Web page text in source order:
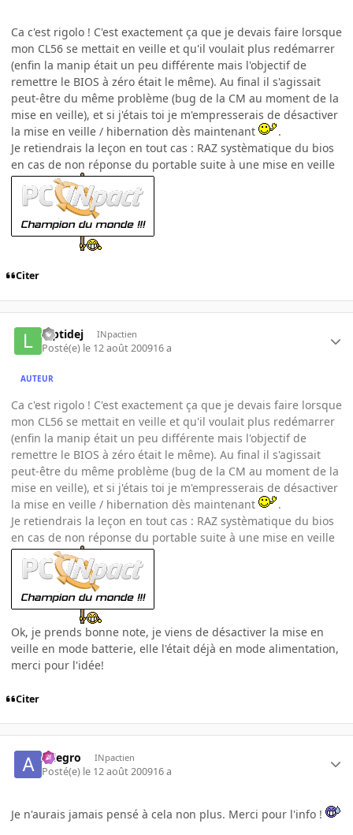
Ca c'est rigolo ! C'est exactement ça que je devais faire lorsque
mon CL56 se mettait en veille et qu'il voulait plus redémarrer
(enfin la manip était un peu différente mais l'objectif de
remettre le BIOS à zéro était le même). Au final il s'agissait
peut-être du même problème (bug de la CM au moment de la
mise en veille), et si j'étais toi je m'empresserais de désactiver
la mise en veille / hibernation dès maintenant
.
Je retiendrais la leçon en tout cas : RAZ systèmatique du bios
en cas de non réponse du portable suite à une mise en veille
Citer
luptidej INpactien
Posté(e) le 12 août 200916 a
AUTEUR
Ca c'est rigolo ! C'est exactement ça que je devais faire lorsque
mon CL56 se mettait en veille et qu'il voulait plus redémarrer
(enfin la manip était un peu différente mais l'objectif de
remettre le BIOS à zéro était le même). Au final il s'agissait
peut-être du même problème (bug de la CM au moment de la
mise en veille), et si j'étais toi je m'empresserais de désactiver
la mise en veille / hibernation dès maintenant
.
Je retiendrais la leçon en tout cas : RAZ systèmatique du bios
en cas de non réponse du portable suite à une mise en veille
Ok, je prends bonne note, je viens de désactiver la mise en
veille en mode batterie, elle l'était déjà en mode alimentation,
merci pour l'idée!
Citer
Allegro INpactien
Posté(e) le 12 août 200916 a
Je n'aurais jamais pensé à cela non plus. Merci pour l'info !